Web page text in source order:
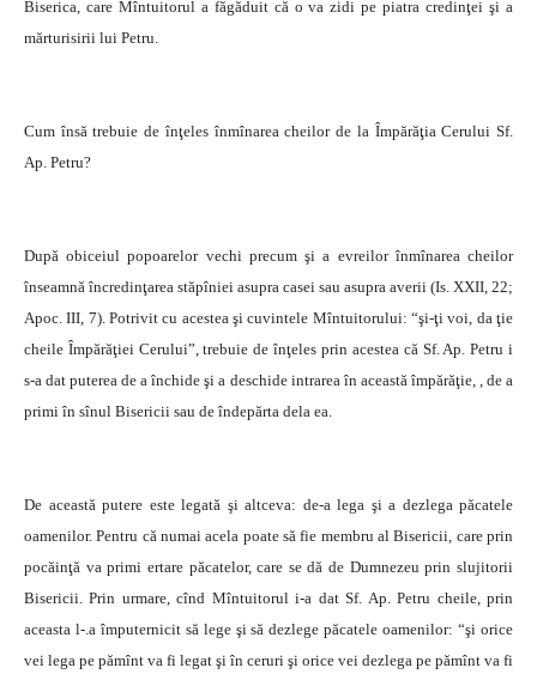
Biserica, care Mîntuitorul a făgăduit că o va zidi pe piatra credinţei şi a
mărturisirii lui Petru.
Cum însă trebuie de înţeles înmînarea cheilor de la Împărăţia Cerului Sf.
Ap. Petru?
După obiceiul popoarelor vechi precum şi a evreilor înmînarea cheilor
înseamnă încredinţarea stăpîniei asupra casei sau asupra averii (Is. XXII, 22;
Apoc. III, 7). Potrivit cu acestea şi cuvintele Mîntuitorului: “şi-ţi voi, da ţie
cheile Împărăţiei Cerului”, trebuie de înţeles prin acestea că Sf. Ap. Petru i
s-a dat puterea de a închide şi a deschide intrarea în această împărăţie, , de a
primi în sînul Bisericii sau de îndepărta dela ea.
De această putere este legată şi altceva: de-a lega şi a dezlega păcatele
oamenilor. Pentru că numai acela poate să fie membru al Bisericii, care prin
pocăinţă va primi ertare păcatelor, care se dă de Dumnezeu prin slujitorii
Bisericii. Prin urmare, cînd Mîntuitorul i-a dat Sf. Ap. Petru cheile, prin
aceasta l-.a împuternicit să lege şi să dezlege păcatele oamenilor: “şi orice
vei lega pe pămînt va fi legat şi în ceruri şi orice vei dezlega pe pămînt va fi